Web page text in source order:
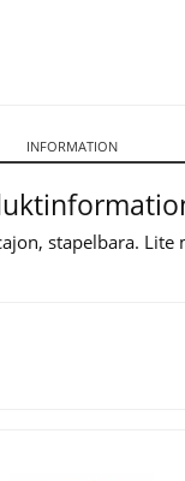
INFORMATION
stapelbara.